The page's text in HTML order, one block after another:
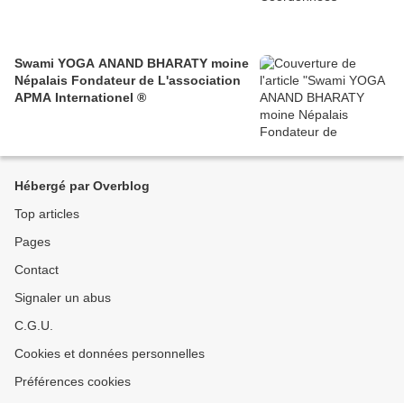
Swami YOGA ANAND BHARATY moine
Népalais Fondateur de L'association
APMA Internationel ®
Hébergé par Overblog
Top articles
Pages
Contact
Signaler un abus
C.G.U.
Cookies et données personnelles
Préférences cookies